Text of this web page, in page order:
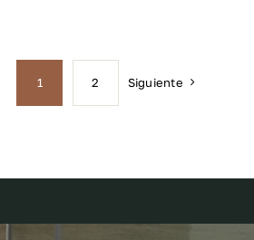
1 2 Siguiente